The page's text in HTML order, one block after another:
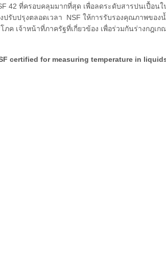
42 ที่ครอบคลุมมากที่สุด เพื่อลดระดับสารปนเปื้อ
รับปรุงตลอดเวลา NSF ให้การรับรองคุณภาพของ
ภค เจ้าหน้าที่ภาครัฐที่เกี่ยวข้อง เพื่อร่วมกันร่างกฎ
certified for measuring temperature in